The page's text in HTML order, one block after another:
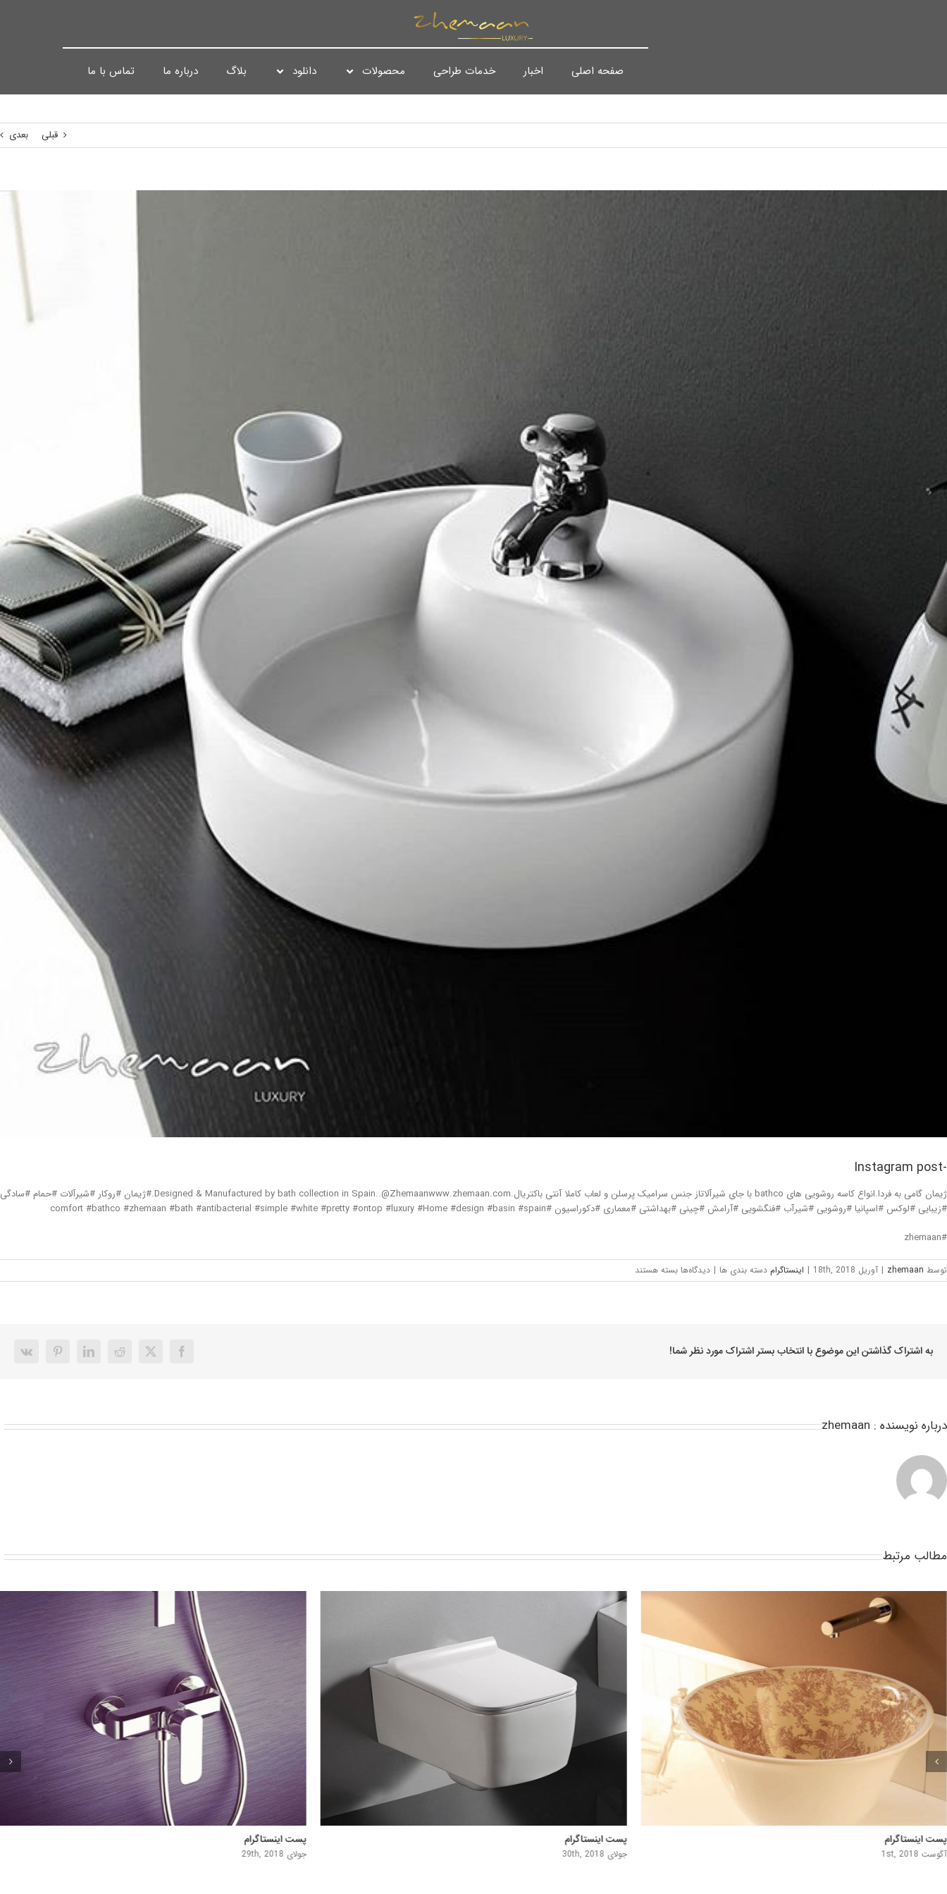
صفحه اصلی اخبار خدمات طراحی محصولات دانلود بلاگ درباره ما تماس با ما
قبلی بعدی
-Instagram post
ژیمان گامی به فردا.انواع کاسه روشویی های bathco با جای شیرآلاتاز جنس سرامیک پرسلن و لعاب کاملا آنتی باکتریال.Designed & Manufactured by bath collection in Spain..@Zhemaanwww.zhemaan.com.#ژیمان #روکار #شیرآلات #حمام #سادگی
#زیبایی #لوکس #اسپانیا #روشویی #شیرآب #فنگشویی #آرامش #چینی #بهداشتی #معماری #دکوراسیون #comfort #bathco #zhemaan #bath #antibacterial #simple #white #pretty #ontop #luxury #Home #design #basin #spain
#zhemaan
توسط zhemaan
| آوریل 18th, 2018 | اینستاگرام دسته بندی ها | دیدگاه‌ها بسته هستند
به اشتراک گذاشتن این موضوع با انتخاب بستر اشتراک مورد نظر شما!
درباره نویسنده : zhemaan
مطالب مرتبط
پست اینستاگرام
جولای 30th, 2018
پست اینستاگرام
جولای 29th, 2018
پست اینستاگرام
جولای 25th, 2018